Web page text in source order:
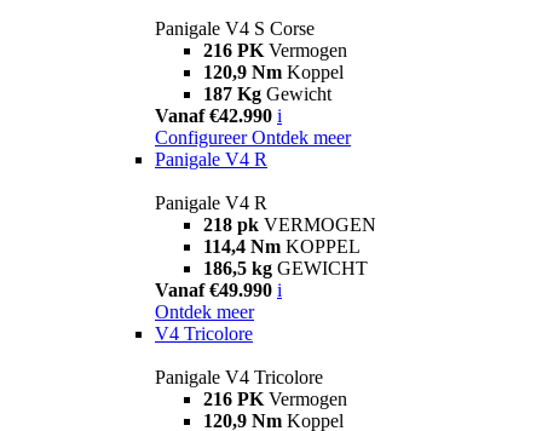
Panigale V4 S Corse
216 PK Vermogen
120,9 Nm Koppel
187 Kg Gewicht
Vanaf €42.990 i
Configureer Ontdek meer
Panigale V4 R
Panigale V4 R
218 pk VERMOGEN
114,4 Nm KOPPEL
186,5 kg GEWICHT
Vanaf €49.990 i
Ontdek meer
V4 Tricolore
Panigale V4 Tricolore
216 PK Vermogen
120,9 Nm Koppel